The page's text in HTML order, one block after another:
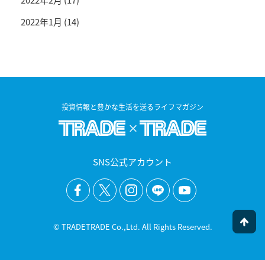
2022年1月 (14)
投資情報と豊かな生活を送るライフマガジン
SNS公式アカウント
© TRADETRADE Co.,Ltd. All Rights Reserved.